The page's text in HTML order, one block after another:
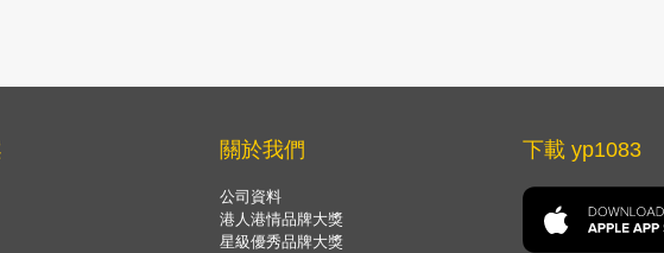
關於我們
公司資料
港人港情品牌大獎
星級優秀品牌大獎
下載 yp1083